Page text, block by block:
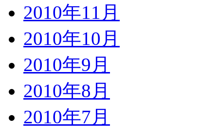
2010年11月
2010年10月
2010年9月
2010年8月
2010年7月